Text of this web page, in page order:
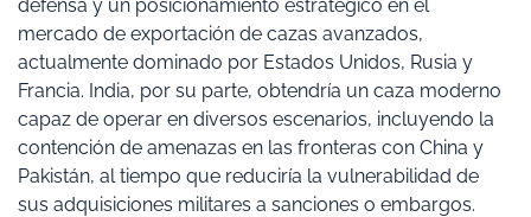
defensa y un posicionamiento estratégico en el
mercado de exportación de cazas avanzados,
actualmente dominado por Estados Unidos, Rusia y
Francia. India, por su parte, obtendría un caza moderno
capaz de operar en diversos escenarios, incluyendo la
contención de amenazas en las fronteras con China y
Pakistán, al tiempo que reduciría la vulnerabilidad de
sus adquisiciones militares a sanciones o embargos.